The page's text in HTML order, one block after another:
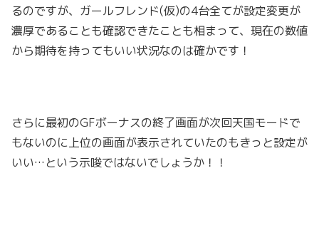
るのですが、ガールフレンド(仮)の4台全てが設定変更が
濃厚であることも確認できたことも相まって、現在の数値
から期待を持ってもいい状況なのは確かです！
さらに最初のGFボーナスの終了画面が次回天国モードで
もないのに上位の画面が表示されていたのもきっと設定が
いい…という示唆ではないでしょうか！！